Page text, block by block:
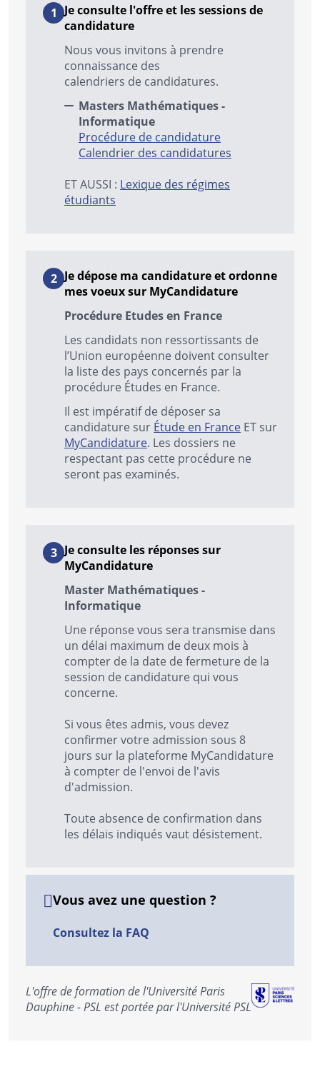
Je consulte l'offre et les sessions de
candidature
Nous vous invitons à prendre
connaissance des
calendriers de candidatures.
Masters Mathématiques -
Informatique
Procédure de candidature
Calendrier des candidatures
ET AUSSI : Lexique des régimes
étudiants
Je dépose ma candidature et ordonne
mes voeux sur MyCandidature
Procédure Etudes en France
Les candidats non ressortissants de
l’Union européenne doivent consulter
la liste des pays concernés par la
procédure Études en France.
Il est impératif de déposer sa
candidature sur Étude en France ET sur
MyCandidature. Les dossiers ne
respectant pas cette procédure ne
seront pas examinés.
Je consulte les réponses sur
MyCandidature
Master Mathématiques -
Informatique
Une réponse vous sera transmise dans
un délai maximum de deux mois à
compter de la date de fermeture de la
session de candidature qui vous
concerne.
Si vous êtes admis, vous devez
confirmer votre admission sous 8
jours sur la plateforme MyCandidature
à compter de l'envoi de l'avis
d'admission.
Toute absence de confirmation dans
les délais indiqués vaut désistement.
Vous avez une question ?
Consultez la FAQ
L'offre de formation de l'Université Paris
Dauphine - PSL est portée par l'Université PSL